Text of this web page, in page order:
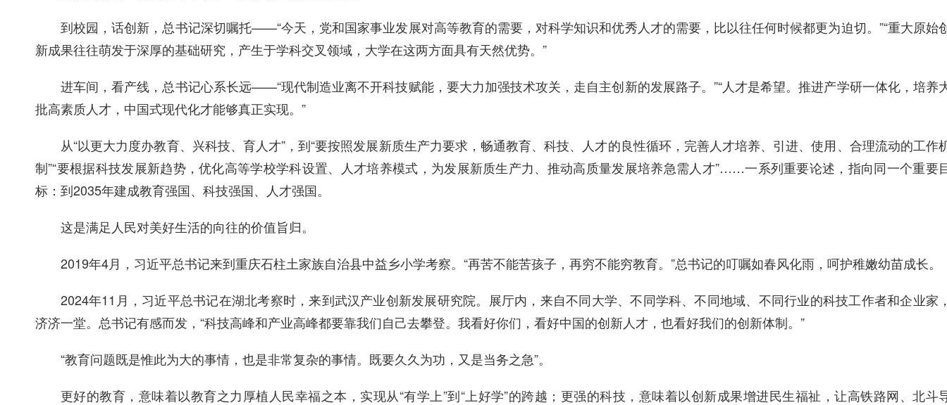
到校园，话创新，总书记深切嘱托——“今天，党和国家事业发展对高等教育的需要，对科学知识和优秀人才的需要，比以往任何时候都更为迫切。”“重大原始
新成果往往萌发于深厚的基础研究，产生于学科交叉领域，大学在这两方面具有天然优势。”
进车间，看产线，总书记心系长远——“现代制造业离不开科技赋能，要大力加强技术攻关，走自主创新的发展路子。”“人才是希望。推进产学研一体化，培养
批高素质人才，中国式现代化才能够真正实现。”
从“以更大力度办教育、兴科技、育人才”，到“要按照发展新质生产力要求，畅通教育、科技、人才的良性循环，完善人才培养、引进、使用、合理流动的工作
制”“要根据科技发展新趋势，优化高等学校学科设置、人才培养模式，为发展新质生产力、推动高质量发展培养急需人才”……一系列重要论述，指向同一个重要
标：到2035年建成教育强国、科技强国、人才强国。
这是满足人民对美好生活的向往的价值旨归。
2019年4月，习近平总书记来到重庆石柱土家族自治县中益乡小学考察。“再苦不能苦孩子，再穷不能穷教育。”总书记的叮嘱如春风化雨，呵护稚嫩幼苗成长。
2024年11月，习近平总书记在湖北考察时，来到武汉产业创新发展研究院。展厅内，来自不同大学、不同学科、不同地域、不同行业的科技工作者和企业家
济济一堂。总书记有感而发，“科技高峰和产业高峰都要靠我们自己去攀登。我看好你们，看好中国的创新人才，也看好我们的创新体制。”
“教育问题既是惟此为大的事情，也是非常复杂的事情。既要久久为功，又是当务之急”。
更好的教育，意味着以教育之力厚植人民幸福之本，实现从“有学上”到“上好学”的跨越；更强的科技，意味着以创新成果增进民生福祉，让高铁路网、北斗